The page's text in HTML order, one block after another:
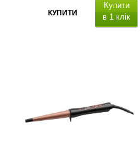
КУПИТИ
Купити
в 1 клік